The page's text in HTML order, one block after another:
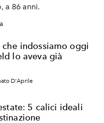
a 86 anni.
indossiamo oggi
lo aveva già
D'Aprile
5 calici ideali